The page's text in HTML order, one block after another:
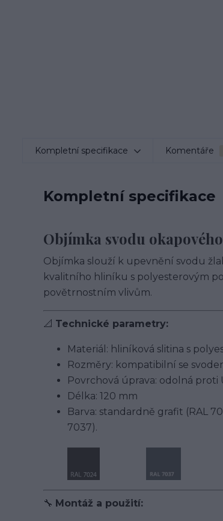
Kompletní specifikace Komentáře
Kompletní specifikace
Objímka svodu okapového
Objímka slouží k upevnění svodu
kvalitního hliníku s polyesterovým
povětrnostním vlivům.
📐 Technické parametry:
Materiál: hliníková slitina s
Rozměry: kompatibilní se
Povrchová úprava: odolná proti
Délka: 120 mm
Barva: standardně grafit (RAL
7037).
🔧 Montáž a použití: